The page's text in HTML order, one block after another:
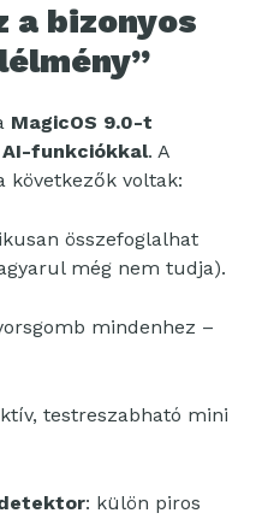
a bizonyos
MagicOS 9.0-t
funkciókkal. A
következők voltak:
összefoglalhat
még nem tudja).
mindenhez –
testreszabható mini
: külön piros